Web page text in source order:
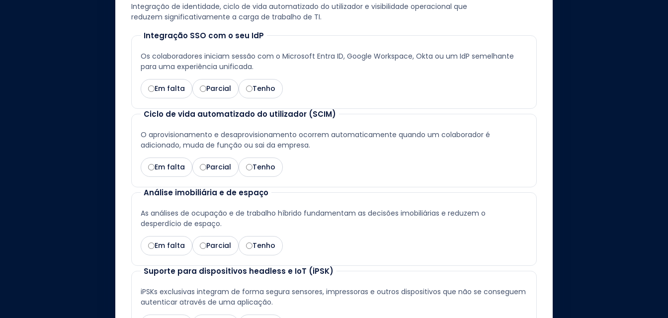
Integração de identidade, ciclo de vida automatizado do utilizador e visibilidade operacional que
reduzem significativamente a carga de trabalho de TI.
Integração SSO com o seu IdP
Os colaboradores iniciam sessão com o Microsoft Entra ID, Google Workspace, Okta ou um IdP semelhante
para uma experiência unificada.
Em falta Parcial Tenho
Ciclo de vida automatizado do utilizador (SCIM)
O aprovisionamento e desaprovisionamento ocorrem automaticamente quando um colaborador é
adicionado, muda de função ou sai da empresa.
Em falta Parcial Tenho
Análise imobiliária e de espaço
As análises de ocupação e de trabalho híbrido fundamentam as decisões imobiliárias e reduzem o
desperdício de espaço.
Em falta Parcial Tenho
Suporte para dispositivos headless e IoT (iPSK)
iPSKs exclusivas integram de forma segura sensores, impressoras e outros dispositivos que não se conseguem
autenticar através de uma aplicação.